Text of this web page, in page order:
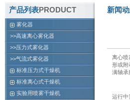
产品列表PRODUCT
雾化器
>>高速离心雾化器
>>压力式雾化器
>>气流式雾化器
标准压力式干燥机
标准离心式干燥机
实验用喷雾干燥机
新闻
离心喷
形或附
满轴承
运行中